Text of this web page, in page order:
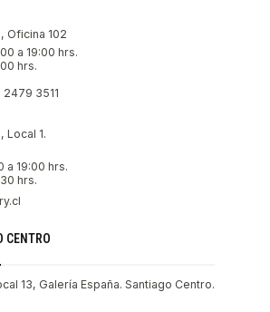
Oficina 102
a 19:00 hrs.
hrs.
2479 3511
Local 1.
a 19:00 hrs.
hrs.
CENTRO
13, Galería España. Santiago Centro.